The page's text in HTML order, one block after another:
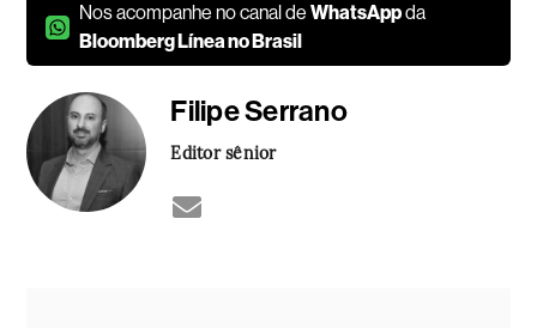
Nos acompanhe no canal deWhatsAppda
Bloomberg Línea no Brasil
Filipe Serrano
Editor sênior